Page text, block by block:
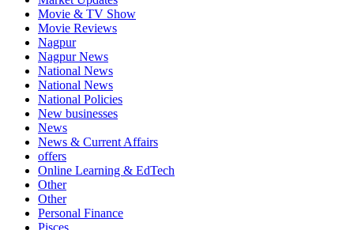
Movie & TV Show
Movie Reviews
Nagpur
Nagpur News
National News
National News
National Policies
New businesses
News
News & Current Affairs
offers
Online Learning & EdTech
Other
Other
Personal Finance
Pisces